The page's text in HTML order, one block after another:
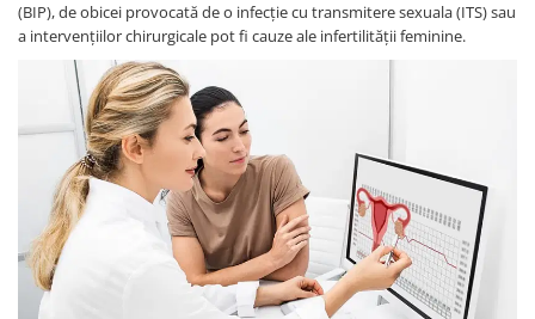
(BIP), de obicei provocată de o infecție cu transmitere sexuala (ITS) sau
a intervențiilor chirurgicale pot fi cauze ale infertilității feminine.